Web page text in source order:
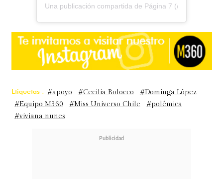
Una publicación compartida de Página 7
Etiquetas : #apoyo #Cecilia Bolocco
#Dominga López
#Equipo M360
#Miss Universo Chile
#polémica
#viviana nunes